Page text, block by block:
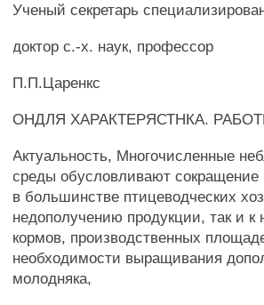
Ученый секретарь
доктор с.-х. наук, профессор
П.П.Царенкс
ОНДЛЯ ХАРАКТЕРЯСТНКА.
Актуальность, Многочисленные
среды обусловливают сокращение
в большинстве птицеводческих
недополучению продукции, так и
кормов, производственных
необходимости выращивания
молодняка,